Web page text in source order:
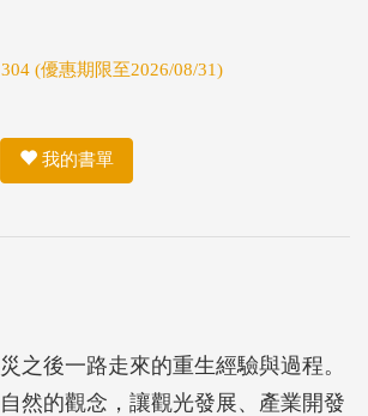
(優惠期限至2026/08/31)
我的書單
之後一路走來的重生經驗與過程。
然的觀念，讓觀光發展、產業開發